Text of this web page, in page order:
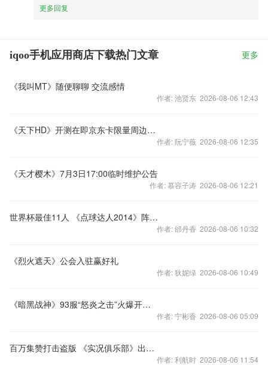
更多回复
iqoo手机应用商店下载热门文章 更多
《我叫MT》随便聊聊 交流感情
作者: 池贤东 2026-08-06 12:43
《天下HD》开测在即京东卡限量周边免费送
作者: 阮宁薇 2026-08-06 12:35
《天才樱木》7月3日17:00临时维护公告
作者: 慕容子涛 2026-08-06 12:21
世界杯最佳11人 《点球达人2014》阵容玩法斗智斗勇
作者: 邰丹香 2026-08-06 10:32
《烈火遮天》公会入驻赢好礼
作者: 狄妮绿 2026-08-06 10:49
《暗黑战神》93服“怒炎之击”火爆开启！
作者: 宁彬香 2026-08-06 05:09
百万集赞打击盗版 《实况俱乐部》出重拳
作者: 利航时 2026-08-06 11:54